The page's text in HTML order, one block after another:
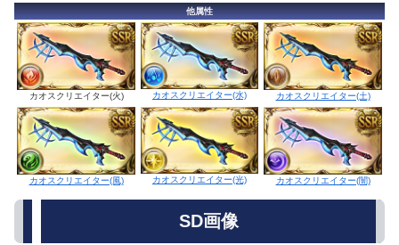
他属性
カオスクリエイター(火) カオスクリエイター(水) カオスクリエイター(土)
カオスクリエイター(風) カオスクリエイター(光) カオスクリエイター(闇)
SD画像